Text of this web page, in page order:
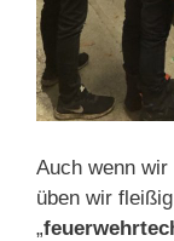
Auch wenn
üben wir
„